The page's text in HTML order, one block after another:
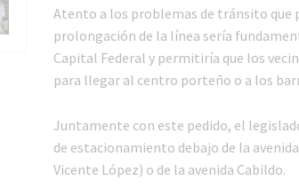
Atento a los problemas de tránsito que
prolongación de la línea sería
Capital Federal y permitiría que los
para llegar al centro porteño o a los
Juntamente con este pedido, el
de estacionamiento debajo de la
Vicente López) o de la avenida Cabildo.